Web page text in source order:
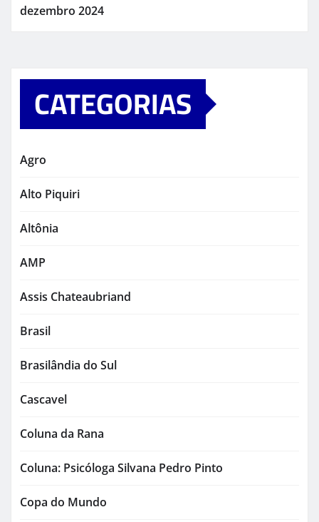
dezembro 2024
CATEGORIAS
Agro
Alto Piquiri
Altônia
AMP
Assis Chateaubriand
Brasil
Brasilândia do Sul
Cascavel
Coluna da Rana
Coluna: Psicóloga Silvana Pedro Pinto
Copa do Mundo